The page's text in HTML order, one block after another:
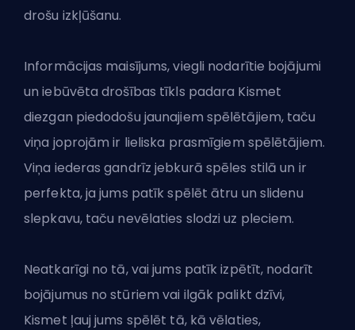
drošu izkļūšanu.
Informācijas maisījums, viegli nodarītie bojājumi
un iebūvēta drošības tīkls padara Kismet
diezgan piedodošu jaunajiem spēlētājiem, taču
viņa joprojām ir lieliska prasmīgiem spēlētājiem.
Viņa iederas gandrīz jebkurā spēles stilā un ir
perfekta, ja jums patīk spēlēt ātru un slidenu
slepkavu, taču nevēlaties slodzi uz pleciem.
Neatkarīgi no tā, vai jums patīk izpētīt, nodarīt
bojājumus no stūriem vai ilgāk palikt dzīvi,
Kismet ļauj jums spēlēt tā, kā vēlaties,